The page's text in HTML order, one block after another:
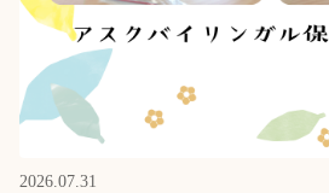
2026.07.31